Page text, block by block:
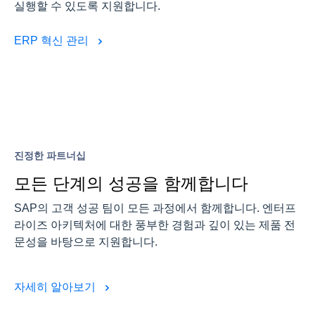
실행할 수 있도록 지원합니다.
ERP 혁신 관리
진정한 파트너십
모든 단계의 성공을 함께합니다
SAP의 고객 성공 팀이 모든 과정에서 함께합니다. 엔터프
라이즈 아키텍처에 대한 풍부한 경험과 깊이 있는 제품 전
문성을 바탕으로 지원합니다.
자세히 알아보기